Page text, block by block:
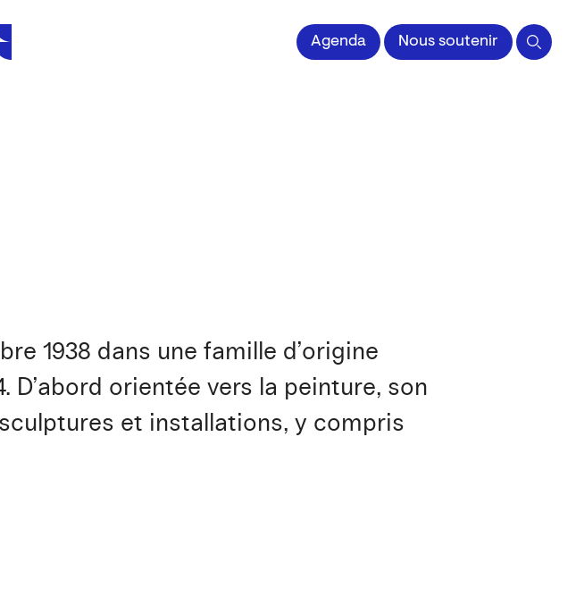
la Gravure et de l'Image impriméeAgenda Nous soutenir
1938 dans une famille d’origine
D’abord orientée vers la peinture, son
et installations, y compris